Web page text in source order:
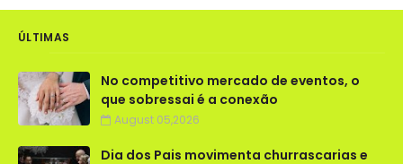
ÚLTIMAS
No competitivo mercado de eventos, o
que sobressai é a conexão
August 05,2026
Dia dos Pais movimenta churrascarias e